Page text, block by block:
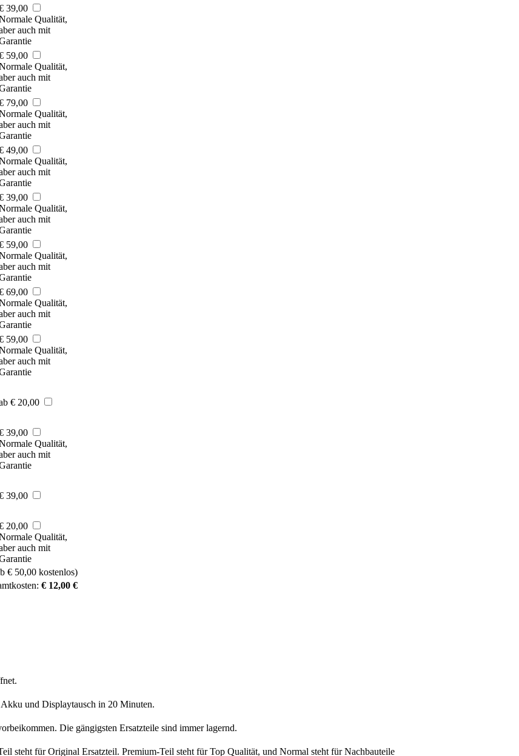
39,00
Qualität,
auch mit
59,00
Qualität,
auch mit
79,00
Qualität,
auch mit
49,00
Qualität,
auch mit
39,00
Qualität,
auch mit
59,00
Qualität,
auch mit
69,00
Qualität,
auch mit
59,00
Qualität,
auch mit
€ 20,00
39,00
Qualität,
auch mit
39,00
20,00
Qualität,
auch mit
€ 50,00 kostenlos)
€ 12,00 €
und Displaytausch in 20 Minuten.
Die gängigsten Ersatzteile sind immer lagernd.
steht für Original Ersatzteil. Premium-Teil steht für Top Qualität, und Normal steht für Nachbauteile